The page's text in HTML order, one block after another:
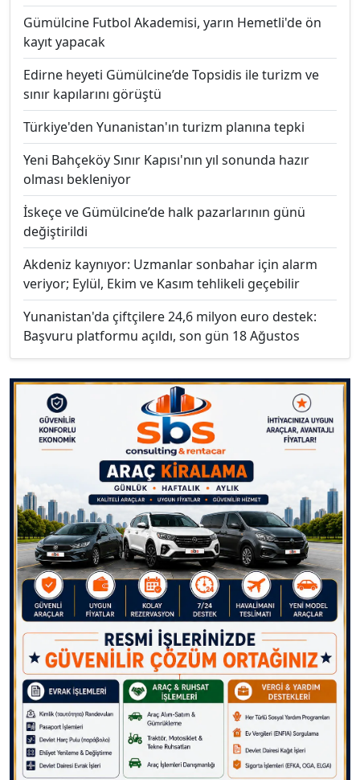
Gümülcine Futbol Akademisi, yarın Hemetli'de ön
kayıt yapacak
Edirne heyeti Gümülcine’de Topsidis ile turizm ve
sınır kapılarını görüştü
Türkiye'den Yunanistan'ın turizm planına tepki
Yeni Bahçeköy Sınır Kapısı'nın yıl sonunda hazır
olması bekleniyor
İskeçe ve Gümülcine’de halk pazarlarının günü
değiştirildi
Akdeniz kaynıyor: Uzmanlar sonbahar için alarm
veriyor; Eylül, Ekim ve Kasım tehlikeli geçebilir
Yunanistan'da çiftçilere 24,6 milyon euro destek:
Başvuru platformu açıldı, son gün 18 Ağustos